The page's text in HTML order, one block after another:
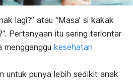
lagi?” atau “Masa’ si kakak
Pertanyaan itu sering terlontar
mengganggu kesehatan
untuk punya lebih sedikit anak